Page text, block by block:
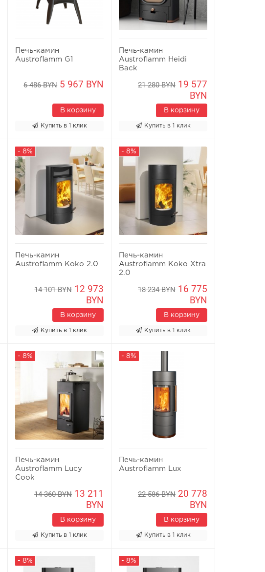
Печь-камин
Austroflamm G1
6 486 BYN 5 967 BYN
В корзину
Купить в 1 клик
Печь-камин
Austroflamm Heidi
Back
21 280 BYN 19 577
BYN
В корзину
Купить в 1 клик
- 8%
Печь-камин
Austroflamm Koko 2.0
14 101 BYN 12 973
BYN
В корзину
Купить в 1 клик
- 8%
Печь-камин
Austroflamm Koko Xtra
2.0
18 234 BYN 16 775
BYN
В корзину
Купить в 1 клик
- 8%
Печь-камин
Austroflamm Lucy
Cook
14 360 BYN 13 211
BYN
В корзину
Купить в 1 клик
- 8%
Печь-камин
Austroflamm Lux
22 586 BYN 20 778
BYN
В корзину
Купить в 1 клик
- 8% - 8%